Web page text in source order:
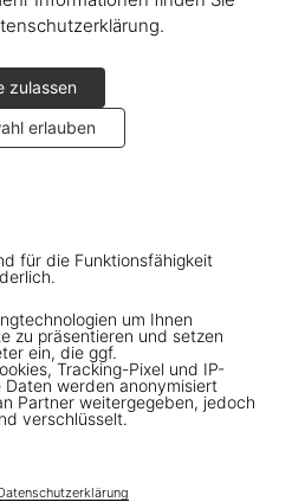
zulassen
erlauben
für die Funktionsfähigkeit
um Ihnen
zu präsentieren und setzen
ein, die ggf.
Tracking-Pixel und IP-
Daten werden anonymisiert
Partner weitergegeben, jedoch
verschlüsselt.
Paris
with the artist